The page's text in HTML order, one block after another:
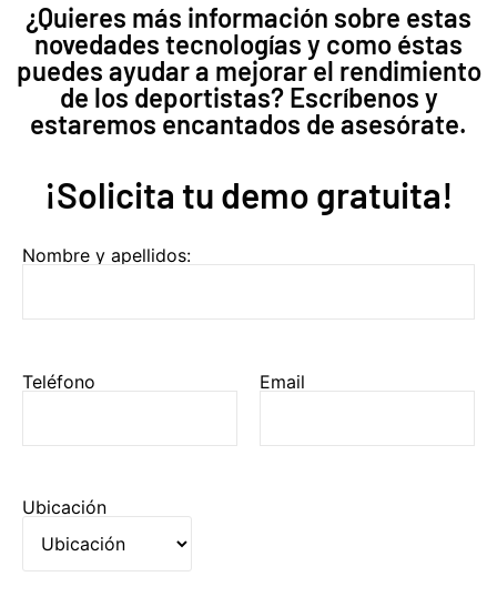
¿Quieres más información sobre estas
novedades tecnologías y como éstas
puedes ayudar a mejorar el rendimiento
de los deportistas? Escríbenos y
estaremos encantados de asesórate.
¡Solicita tu demo gratuita!
Nombre y apellidos:
Teléfono Email
Ubicación